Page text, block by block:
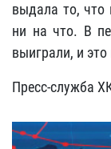
выдала то, что
ни на что. В
выиграли, и это
Пресс-служба